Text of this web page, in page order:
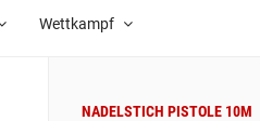
Wettkampf
NADELSTICH PISTOLE 10M